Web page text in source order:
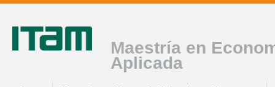
Maestría en
Aplicada